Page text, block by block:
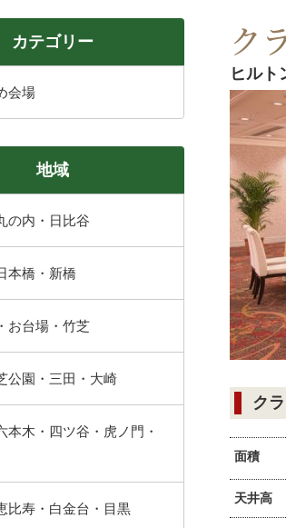
ク
ヒルト
ク
面積
天井高
カテゴリー
会場
地域
の内・日比谷
本橋・新橋
お台場・竹芝
公園・三田・大崎
本木・四ツ谷・虎ノ門・
比寿・白金台・目黒